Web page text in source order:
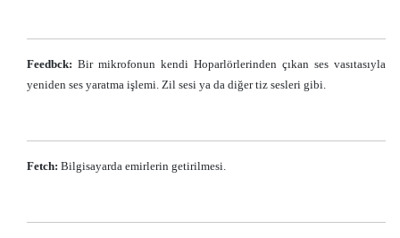
Feedbck: Bir mikrofonun kendi Hoparlörlerinden çıkan ses vasıtasıyla
yeniden ses yaratma işlemi. Zil sesi ya da diğer tiz sesleri gibi.
Fetch: Bilgisayarda emirlerin getirilmesi.